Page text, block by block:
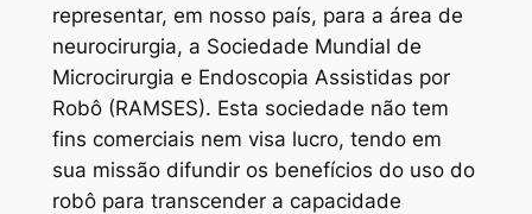
representar, em nosso país, para a área de
neurocirurgia, a Sociedade Mundial de
Microcirurgia e Endoscopia Assistidas por
Robô (RAMSES). Esta sociedade não tem
fins comerciais nem visa lucro, tendo em
sua missão difundir os benefícios do uso do
robô para transcender a capacidade